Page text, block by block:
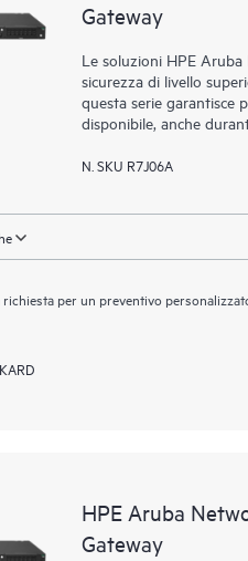
Gateway
Le soluzioni HPE Aruba
sicurezza di livello
questa serie garantisce
disponibile, anche
N. SKU R7J06A
richiesta per un preventivo
HPE Aruba
Gateway